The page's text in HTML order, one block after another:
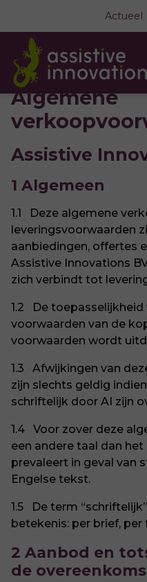
Actueel
Algemene
Assistive
1 Algemeen
1.1 Deze algemene
leveringsvoorwaarden
aanbiedingen, offertes
Assistive Innovations
zich verbindt tot
1.2 De toepasselijkheid
voorwaarden van de
voorwaarden wordt
1.3 Afwijkingen van
zijn slechts geldig
schriftelijk door AI zijn
1.4 Voor zover deze
een andere taal dan
prevaleert in geval van
Engelse tekst.
1.5 De term
betekenis: per brief, per
2 Aanbod en
de